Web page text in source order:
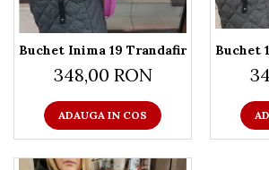
Buchet Inima 19 Trandafiri Roz si Alb
348,00 RON
ADAUGA IN COS
Buchet